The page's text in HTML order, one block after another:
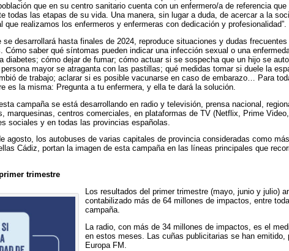
que en su centro sanitario cuenta con un enfermero/a de referencia que
todas las etapas de su vida. Una manera, sin lugar a duda, de acercar a la
que realizamos los enfermeros y enfermeras con dedicación y profesionalidad”.
se desarrollará hasta finales de 2024, reproduce situaciones y dudas frecuentes
Cómo saber qué síntomas pueden indicar una infección sexual o una
diabetes; cómo dejar de fumar; cómo actuar si se sospecha que un hijo se
mayor se atraganta con las pastillas; qué medidas tomar si duele la
de trabajo; aclarar si es posible vacunarse en caso de embarazo… Para
es la misma: Pregunta a tu enfermera, y ella te dará la solución.
campaña se está desarrollando en radio y televisión, prensa nacional,
marquesinas, centros comerciales, en plataformas de TV (Netflix, Prime Video,
sociales y en todas las provincias españolas.
agosto, los autobuses de varias capitales de provincia consideradas como más
Cádiz, portan la imagen de esta campaña en las líneas principales que
trimestre
Los resultados del primer trimestre (mayo, junio y julio)
contabilizado más de 64 millones de impactos, entre
campaña.
La radio, con más de 34 millones de impactos, es el
en estos meses. Las cuñas publicitarias se han emitido,
Europa FM.